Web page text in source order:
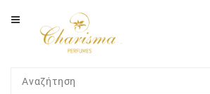
Category
OFF)